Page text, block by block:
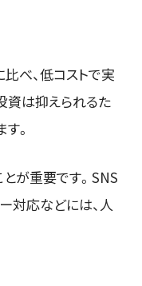
べ、低コストで実
資は抑えられるた
。
が重要です。SNS
対応などには、人